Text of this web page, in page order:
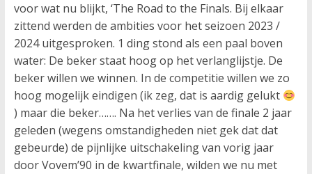
voor wat nu blijkt, ‘The Road to the Finals. Bij elkaar
zittend werden de ambities voor het seizoen 2023 /
2024 uitgesproken. 1 ding stond als een paal boven
water: De beker staat hoog op het verlanglijstje. De
beker willen we winnen. In de competitie willen we zo
hoog mogelijk eindigen (ik zeg, dat is aardig gelukt
) maar die beker……. Na het verlies van de finale 2 jaar
geleden (wegens omstandigheden niet gek dat dat
gebeurde) de pijnlijke uitschakeling van vorig jaar
door Vovem’90 in de kwartfinale, wilden we nu met